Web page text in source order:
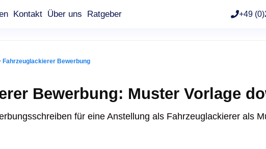
Kontakt Über uns Ratgeber +49
Fahrzeuglackierer Bewerbung
Bewerbung: Muster Vorlage
für eine Anstellung als Fahrzeuglackierer als